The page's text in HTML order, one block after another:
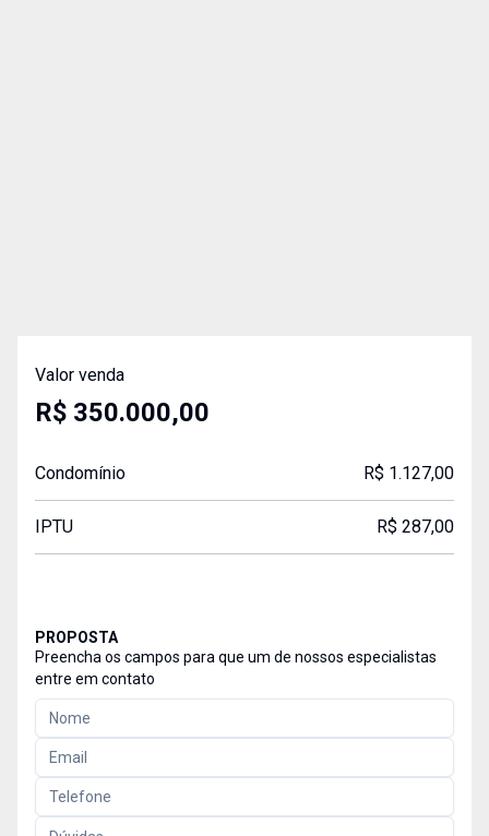
Valor venda
R$ 350.000,00
Condomínio R$ 1.127,00
IPTU R$ 287,00
PROPOSTA
Preencha os campos para que um de nossos especialistas
entre em contato